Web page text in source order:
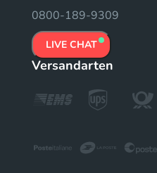
0800-189-9309
LIVE CHAT
Versandarten